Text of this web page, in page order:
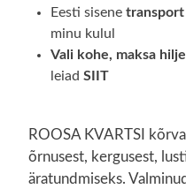
Eesti sisenetransport
minu kulul
Vali kohe, maksa
leiadSIIT
ROOSA KVARTSI
õrnusest, kergusest,
äratundmiseks.